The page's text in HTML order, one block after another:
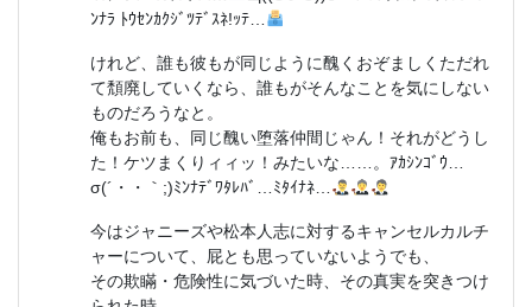
ﾝﾅﾗ ﾄｳｾﾝｶｸｼﾞﾂﾃﾞｽﾈ!ｯﾃ…
けれど、誰も彼もが同じように醜くおぞましくただれ
て頽廃していくなら、誰もがそんなことを気にしない
ものだろうなと。
俺もお前も、同じ醜い堕落仲間じゃん！それがどうし
た！ケツまくりィィッ！みたいな……。ｱｶｼﾝｺﾞｳ…
σ(´・・｀;)ﾐﾝﾅﾃﾞﾜﾀﾚﾊﾞ…ﾐﾀｲﾅﾈ…
今はジャニーズや松本人志に対するキャンセルカルチ
ャーについて、屁とも思っていないようでも、
その欺瞞・危険性に気づいた時、その真実を突きつけ